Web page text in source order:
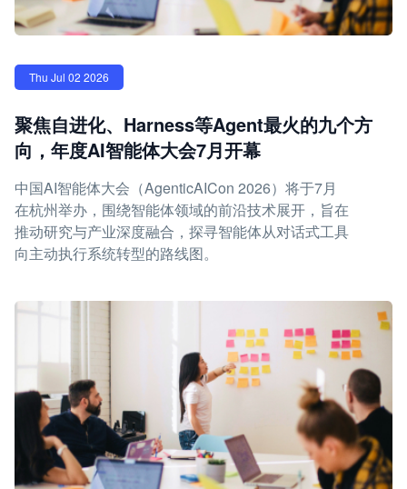
Thu Jul 02 2026
聚焦自进化、Harness等Agent最火的九个方
向，年度AI智能体大会7月开幕
中国AI智能体大会（AgenticAICon 2026）将于7月
在杭州举办，围绕智能体领域的前沿技术展开，旨在
推动研究与产业深度融合，探寻智能体从对话式工具
向主动执行系统转型的路线图。